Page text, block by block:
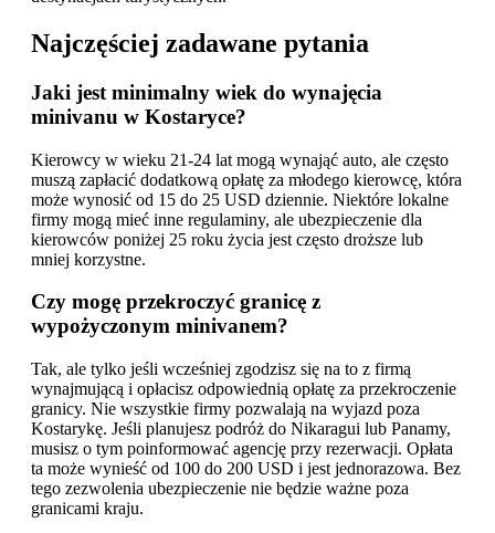
Najczęściej zadawane pytania
Jaki jest minimalny wiek do wynajęcia
minivanu w Kostaryce?
Kierowcy w wieku 21-24 lat mogą wynająć auto, ale często
muszą zapłacić dodatkową opłatę za młodego kierowcę, która
może wynosić od 15 do 25 USD dziennie. Niektóre lokalne
firmy mogą mieć inne regulaminy, ale ubezpieczenie dla
kierowców poniżej 25 roku życia jest często droższe lub
mniej korzystne.
Czy mogę przekroczyć granicę z
wypożyczonym minivanem?
Tak, ale tylko jeśli wcześniej zgodzisz się na to z firmą
wynajmującą i opłacisz odpowiednią opłatę za przekroczenie
granicy. Nie wszystkie firmy pozwalają na wyjazd poza
Kostarykę. Jeśli planujesz podróż do Nikaragui lub Panamy,
musisz o tym poinformować agencję przy rezerwacji. Opłata
ta może wynieść od 100 do 200 USD i jest jednorazowa. Bez
tego zezwolenia ubezpieczenie nie będzie ważne poza
granicami kraju.